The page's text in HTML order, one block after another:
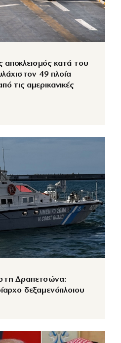
αποκλεισμός κατά του
49 πλοία
τις αμερικανικές
Δραπετσώνα:
δεξαμενόπλοιου